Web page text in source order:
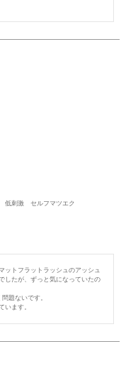
低刺激 セルフマツエク
ットフラットラッシュのアッシュ
したが、ずっと気になっていたの
題ないです。
います。